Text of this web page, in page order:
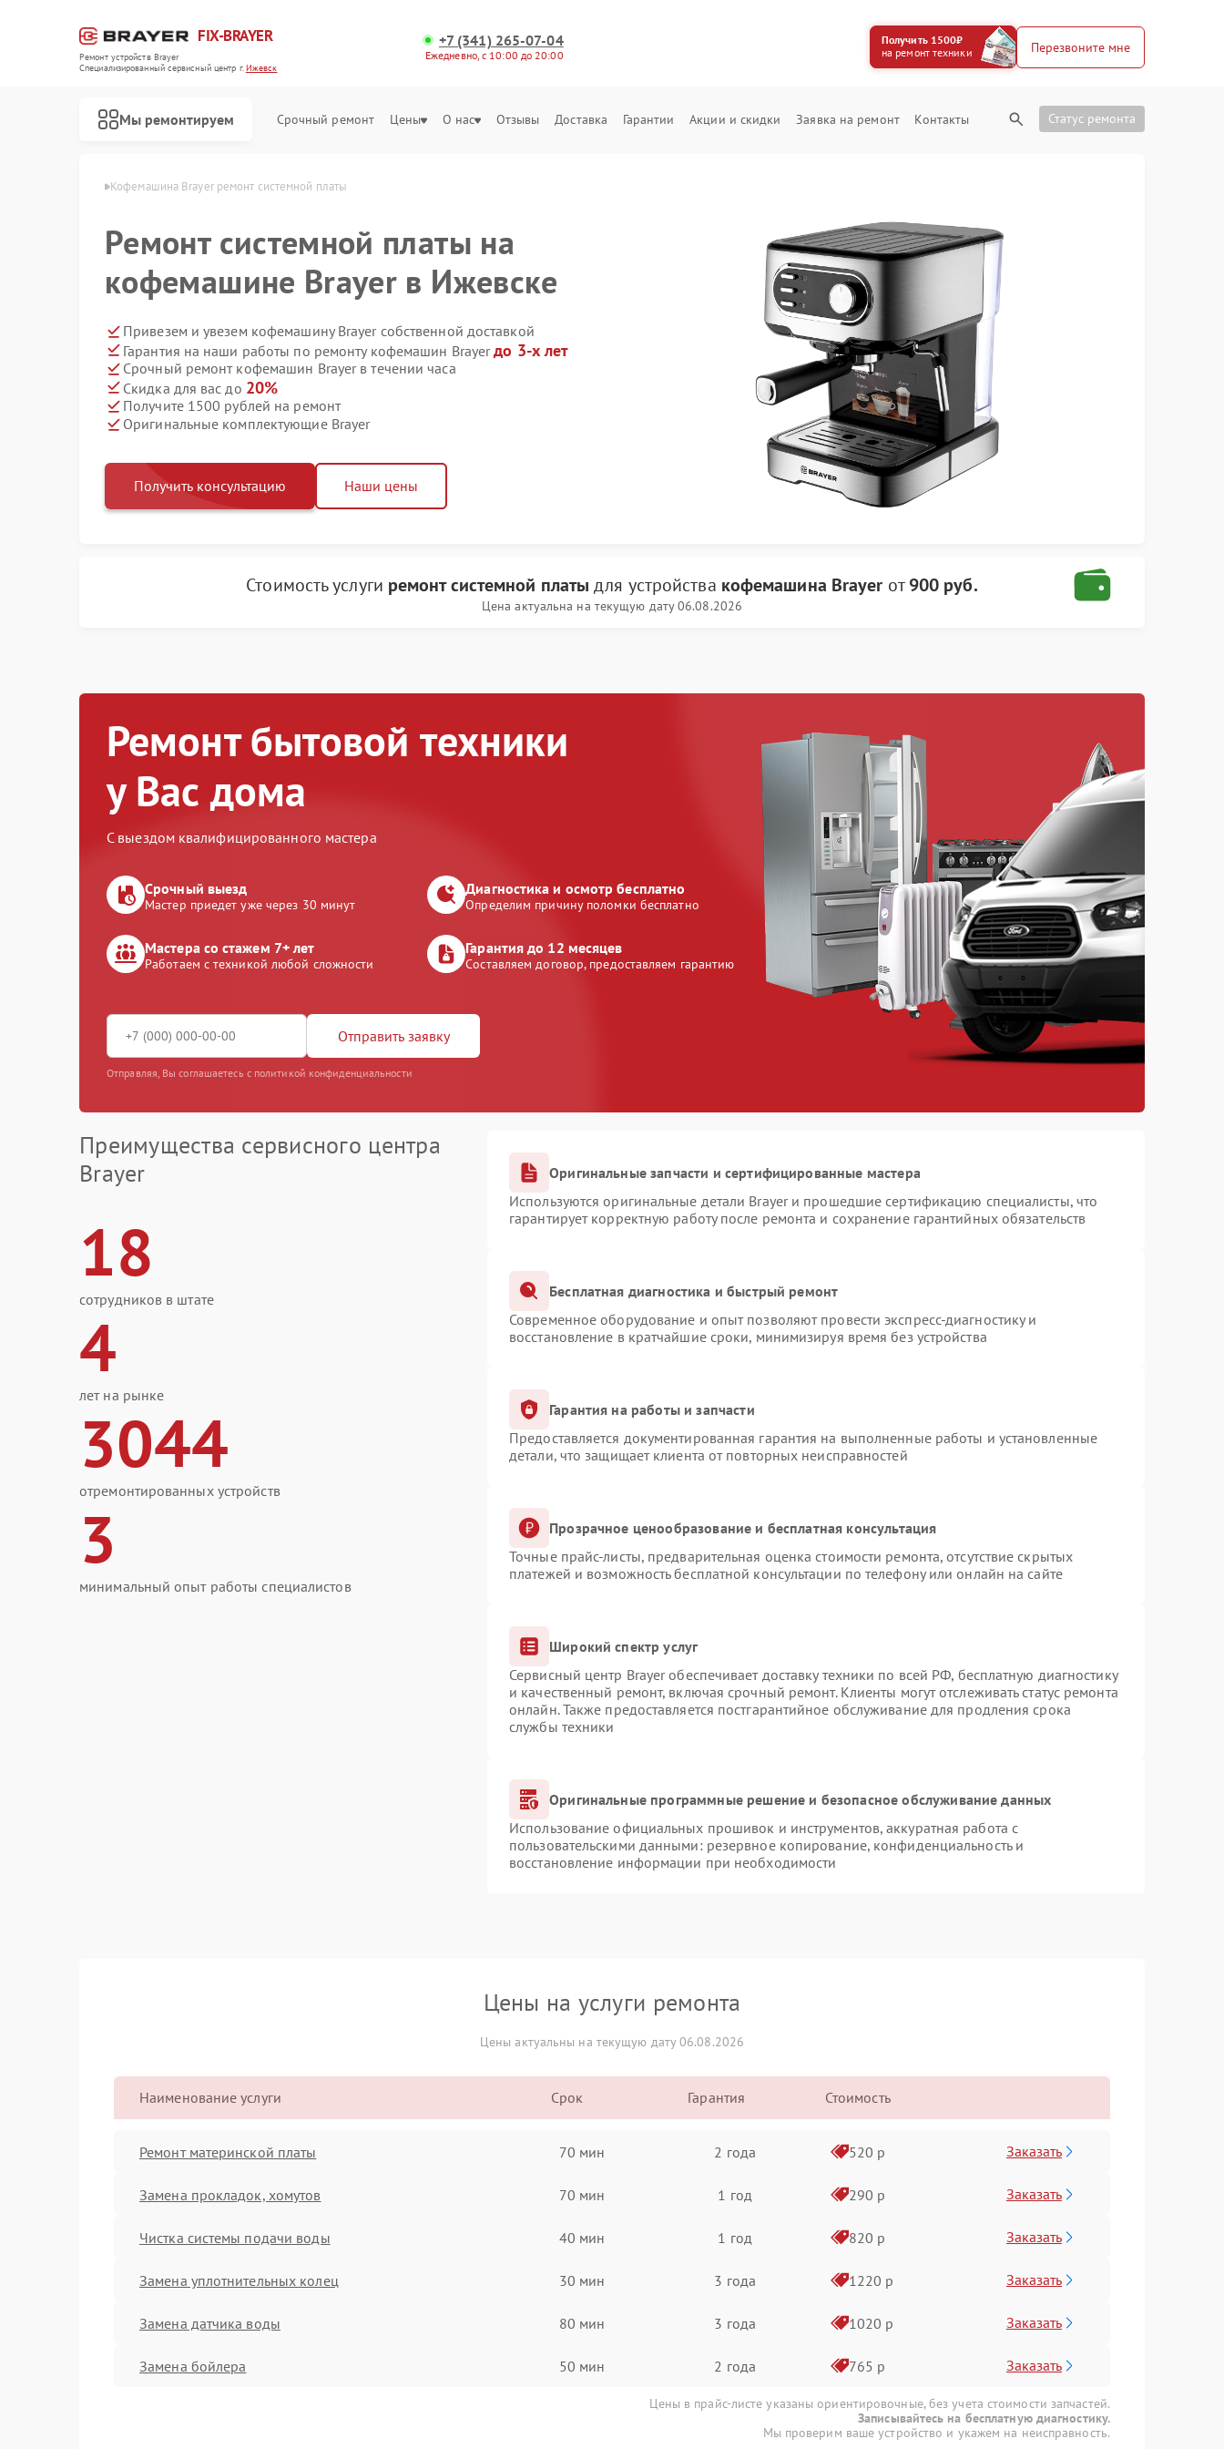
FIX-BRAYER
Ремонт устройств Brayer
Специализированный cервисный центр г.Ижевск
+7 (341) 265-07-04
Ежедневно, с 10:00 до 20:00
Получить 1500₽
на ремонт техники
Перезвоните мне
Мы ремонтируем Срочный ремонт Цены О нас Отзывы Доставка Гарантии Акции и скидки Заявка на ремонт Контакты Статус ремонта
Brayer в Ижевске Кофемашина Brayer ремонт системной платы
Ремонт системной платы на
кофемашине Brayer в Ижевске
Привезем и увезем кофемашину Brayer собственной доставкой
Гарантия на наши работы по ремонту кофемашин Brayerдо 3-х лет
Срочный ремонт кофемашин Brayer в течении часа
Скидка для вас до 20%
Получите 1500 рублей на ремонт
Оригинальные комплектующие Brayer
Получить консультацию Наши цены
Стоимость услуги ремонт системной платы для устройства кофемашина Brayer от900 руб.
Цена актуальна на текущую дату 06.08.2026
Ремонт бытовой техники
у Вас дома
С выездом квалифицированного мастера
Срочный выезд
Мастер приедет уже через 30 минут
Диагностика и осмотр бесплатно
Определим причину поломки бесплатно
Мастера со стажем 7+ лет
Работаем с техникой любой сложности
Гарантия до 12 месяцев
Составляем договор, предоставляем гарантию
Отправить заявку
Отправляя, Вы соглашаетесь с политикой конфиденциальности
Преимущества сервисного центра
Brayer
18
сотрудников в штате
4
лет на рынке
3044
отремонтированных устройств
3
минимальный опыт работы специалистов
Оригинальные запчасти и сертифицированные мастера
Используются оригинальные детали Brayer и прошедшие сертификацию специалисты, что
гарантирует корректную работу после ремонта и сохранение гарантийных обязательств
Бесплатная диагностика и быстрый ремонт
Современное оборудование и опыт позволяют провести экспресс-диагностику и
восстановление в кратчайшие сроки, минимизируя время без устройства
Гарантия на работы и запчасти
Предоставляется документированная гарантия на выполненные работы и установленные
детали, что защищает клиента от повторных неисправностей
Прозрачное ценообразование и бесплатная консультация
Точные прайс-листы, предварительная оценка стоимости ремонта, отсутствие скрытых
платежей и возможность бесплатной консультации по телефону или онлайн на сайте
Широкий спектр услуг
Сервисный центр Brayer обеспечивает доставку техники по всей РФ, бесплатную диагностику
и качественный ремонт, включая срочный ремонт. Клиенты могут отслеживать статус ремонта
онлайн. Также предоставляется постгарантийное обслуживание для продления срока
службы техники
Оригинальные программные решение и безопасное обслуживание данных
Использование официальных прошивок и инструментов, аккуратная работа с
пользовательскими данными: резервное копирование, конфиденциальность и
восстановление информации при необходимости
Цены на услуги ремонта
Цены актуальны на текущую дату 06.08.2026
Наименование услуги Срок Гарантия Стоимость
Ремонт материнской платы 70 мин 2 года 520 р Заказать
Замена прокладок, хомутов 70 мин 1 год 290 р Заказать
Чистка системы подачи воды 40 мин 1 год 820 р Заказать
Замена уплотнительных колец 30 мин 3 года 1220 р Заказать
Замена датчика воды 80 мин 3 года 1020 р Заказать
Замена бойлера 50 мин 2 года 765 р Заказать
Цены в прайс-листе указаны ориентировочные, без учета стоимости запчастей.
Записывайтесь на бесплатную диагностику.
Мы проверим ваше устройство и укажем на неисправность.